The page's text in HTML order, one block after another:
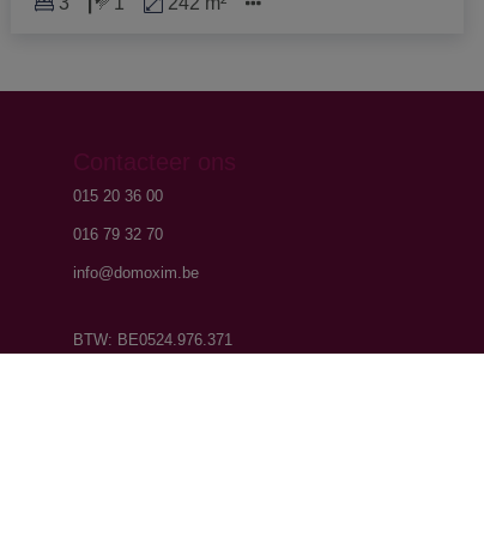
Contacteer ons
015 20 36 00
016 79 32 70
info@domoxim.be
BTW: BE0524.976.371